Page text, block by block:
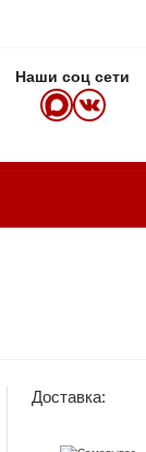
Наши соц сети
Доставка: